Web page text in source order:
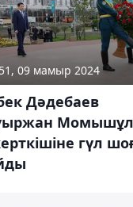
09 мамыр 2024
Дәдебаев
гүл